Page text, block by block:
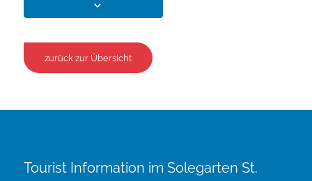
zurück zur Übersicht
Tourist Information im Solegarten St.